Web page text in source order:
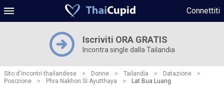
Connettiti
Iscriviti ORA GRATIS
Incontra single dalla Tailandia
Sito d'incontri thailandese > Donne > Tailandia > Datazione
>
Posizione
> Phra Nakhon Si Ayutthaya > Lat Bua Luang